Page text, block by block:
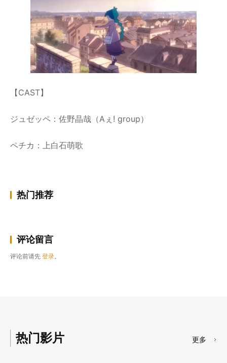
【CAST】
ジュゼッペ：佐野晶哉（Aぇ! group）
ペチカ：上白石萌歌
热门推荐
评论留言
评论前请先 登录。
热门影片 更多